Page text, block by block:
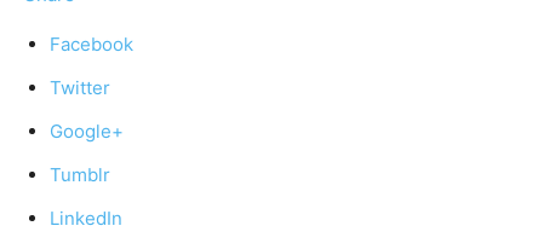
Facebook
Twitter
Google+
Tumblr
LinkedIn